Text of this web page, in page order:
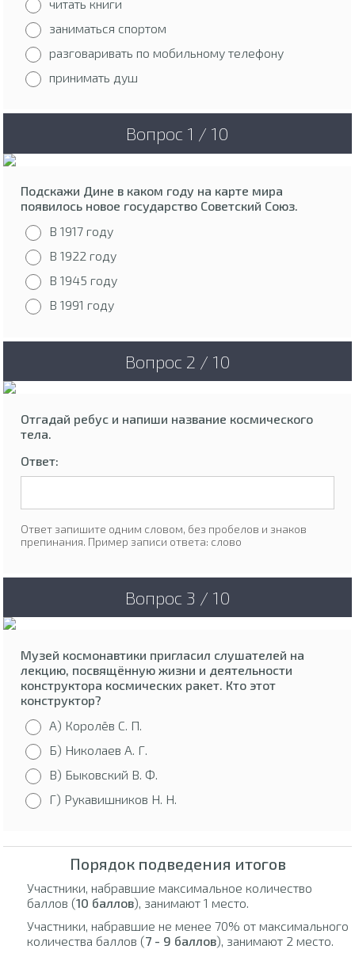
читать книги
заниматься спортом
разговаривать по мобильному телефону
принимать душ
Вопрос 1 / 10
Подскажи Дине в каком году на карте мира
появилось новое государство Советский Союз.
В 1917 году
В 1922 году
В 1945 году
В 1991 году
Вопрос 2 / 10
Отгадай ребус и напиши название космического
тела.
Ответ:
Ответ запишите одним словом, без пробелов и знаков
препинания. Пример записи ответа: слово
Вопрос 3 / 10
Музей космонавтики пригласил слушателей на
лекцию, посвящённую жизни и деятельности
конструктора космических ракет. Кто этот
конструктор?
А) Королёв С. П.
Б) Николаев А. Г.
В) Быковский В. Ф.
Г) Рукавишников Н. Н.
Порядок подведения итогов
Участники, набравшие максимальное количество
баллов (10 баллов), занимают 1 место.
Участники, набравшие не менее 70% от максимального
количества баллов (7 - 9 баллов), занимают 2 место.